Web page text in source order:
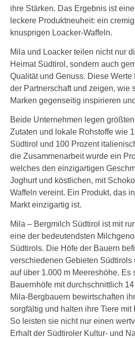
ihre Stärken. Das Ergebnis ist
leckere Produktneuheit: ein
knusprigen Loacker-Waffeln.
Mila und Loacker teilen nicht nur
Heimat Südtirol, sondern auch
Qualität und Genuss. Diese
der Partnerschaft und zeigen, wie
Marken gegenseitig inspirieren
Beide Unternehmen legen
Zutaten und lokale Rohstoffe wie
Südtirol und 100 Prozent
die Zusammenarbeit wurde ein
welches den einzigartigen
Joghurt und köstlichen, mit
Waffeln vereint. Ein Produkt, das
Markt einzigartig ist.
Mila – Bergmilch Südtirol ist mit
eine der bedeutendsten
Südtirols. Die Höfe der Bauern
verschiedenen Gebieten
auf über 1.000 m Meereshöhe. Es
Bauernhöfe mit durchschnittlich
Mila-Bergbauern bewirtschaften
sorgfältig und halten ihre Tiere mit
So leisten sie nicht nur einen
Erhalt der Südtiroler Kultur- und